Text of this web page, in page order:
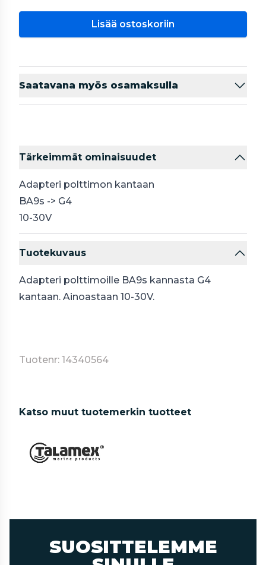
Lisää ostoskoriin
Saatavana myös osamaksulla
Tärkeimmät ominaisuudet
Adapteri polttimon kantaan
BA9s -> G4
10-30V
Tuotekuvaus
Adapteri polttimoille BA9s kannasta G4
kantaan. Ainoastaan 10-30V.
Tuotenr: 14340564
Katso muut tuotemerkin tuotteet
SUOSITTELEMME